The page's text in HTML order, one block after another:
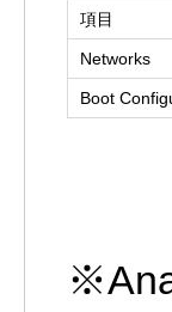
項目
Networks
Boot